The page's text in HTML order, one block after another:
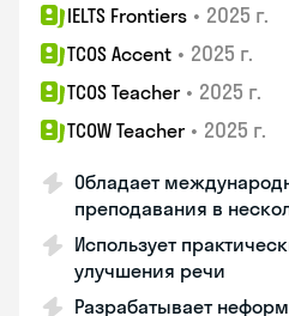
IELTS Frontiers • 2025 г.
TCOS Accent • 2025 г.
TCOS Teacher • 2025 г.
TCOW Teacher • 2025 г.
Обладает
преподавания в
Использует
улучшения речи
Разрабатывает